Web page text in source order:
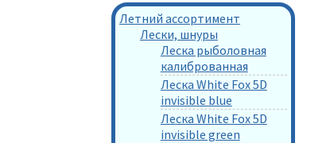
Летний ассортимент
Лески, шнуры
Леска рыболовная
калиброванная
Леска White Fox 5D
invisible blue
Леска White Fox 5D
invisible green